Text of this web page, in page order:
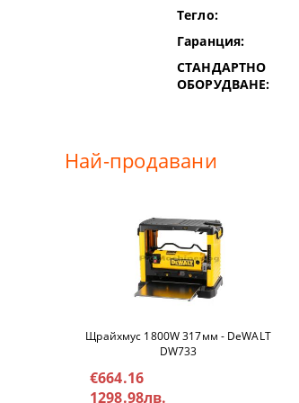
Тегло:
Гаранция:
СТАНДАРТНО
ОБОРУДВАНЕ:
Най-продавани
Щрайхмус 1800W 317мм - DeWALT
DW733
€664.16
1298.98лв.